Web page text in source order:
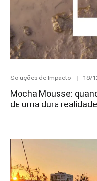
Category
Soluções de Impacto 18/
Mocha Mousse:
de uma dura realidade